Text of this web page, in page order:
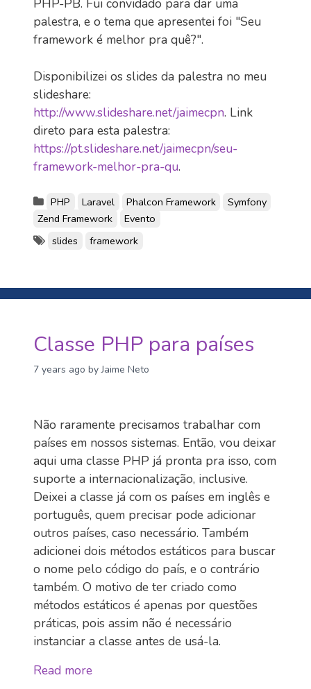
PHP-PB. Fui convidado para dar uma
palestra, e o tema que apresentei foi "Seu
framework é melhor pra quê?".
Disponibilizei os slides da palestra no meu
slideshare:
http://www.slideshare.net/jaimecpn. Link
direto para esta palestra:
https://pt.slideshare.net/jaimecpn/seu-
framework-melhor-pra-qu.
PHP Laravel Phalcon Framework
Symfony
Zend Framework
Evento
slides
framework
Classe PHP para países
7 years ago by Jaime Neto
Não raramente precisamos trabalhar com
países em nossos sistemas. Então, vou deixar
aqui uma classe PHP já pronta pra isso, com
suporte a internacionalização, inclusive.
Deixei a classe já com os países em inglês e
português, quem precisar pode adicionar
outros países, caso necessário. Também
adicionei dois métodos estáticos para buscar
o nome pelo código do país, e o contrário
também. O motivo de ter criado como
métodos estáticos é apenas por questões
práticas, pois assim não é necessário
instanciar a classe antes de usá-la.
Read more